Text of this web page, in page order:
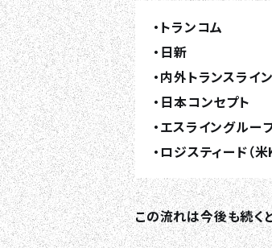
・トランコム
・日新
・内外トランスライン
・日本コンセプト
・エスライングルー
・ロジスティード（
この流れは今後も続く